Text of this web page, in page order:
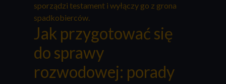
sporządzi testament i wyłączy go z grona
spadkobierców.
Jak przygotować się
do sprawy
rozwodowej: porady